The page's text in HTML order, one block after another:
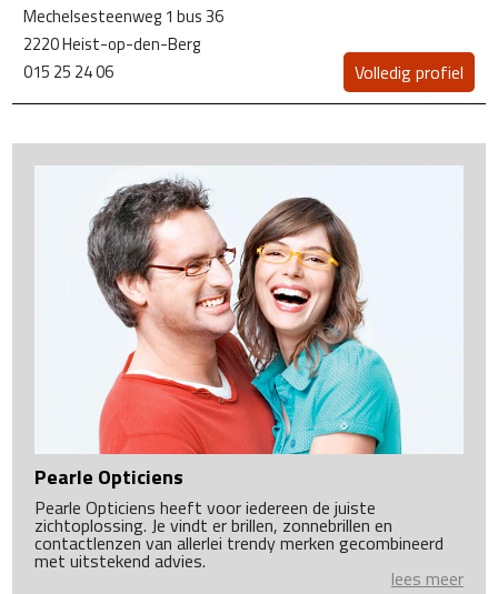
Mechelsesteenweg 1 bus 36
2220 Heist-op-den-Berg
015 25 24 06
Volledig profiel
Pearle Opticiens
Pearle Opticiens heeft voor iedereen de juiste
zichtoplossing. Je vindt er brillen, zonnebrillen en
contactlenzen van allerlei trendy merken gecombineerd
met uitstekend advies.
lees meer